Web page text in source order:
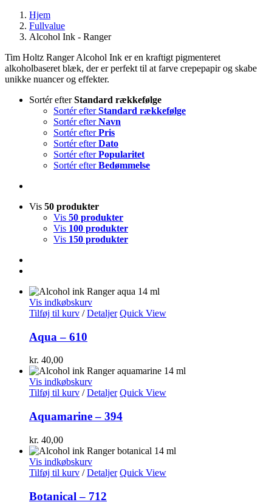
Hjem
Fullvalue
Alcohol Ink - Ranger
Tim Holtz Ranger Alcohol Ink er en kraftigt pigmenteret
alkoholbaseret blæk, der er perfekt til at farve crepepapir og skabe
unikke nuancer og effekter.
Sortér efterStandard rækkefølge
Sortér efterStandard rækkefølge
Sortér efterNavn
Sortér efterPris
Sortér efterDato
Sortér efterPopularitet
Sortér efterBedømmelse
Vis 50 produkter
Vis 50 produkter
Vis 100 produkter
Vis 150 produkter
Vis indkøbskurv
Tilføj til kurv / Detaljer Quick View
Aqua – 610
kr. 40,00
Vis indkøbskurv
Tilføj til kurv / Detaljer Quick View
Aquamarine – 394
kr. 40,00
Vis indkøbskurv
Tilføj til kurv / Detaljer Quick View
Botanical – 712